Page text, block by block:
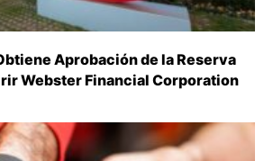
Aprobación de la Reserva
Webster Financial Corporation